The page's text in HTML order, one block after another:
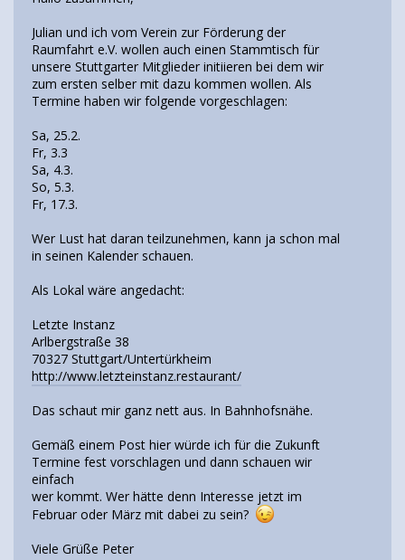
Julian und ich vom Verein zur Förderung der
Raumfahrt e.V. wollen auch einen Stammtisch für
unsere Stuttgarter Mitglieder initiieren bei dem wir
zum ersten selber mit dazu kommen wollen. Als
Termine haben wir folgende vorgeschlagen:
Sa, 25.2.
Fr, 3.3
Sa, 4.3.
So, 5.3.
Fr, 17.3.
Wer Lust hat daran teilzunehmen, kann ja schon mal
in seinen Kalender schauen.
Als Lokal wäre angedacht:
Letzte Instanz
Arlbergstraße 38
70327 Stuttgart/Untertürkheim
http://www.letzteinstanz.restaurant/
Das schaut mir ganz nett aus. In Bahnhofsnähe.
Gemäß einem Post hier würde ich für die Zukunft
Termine fest vorschlagen und dann schauen wir
einfach
wer kommt. Wer hätte denn Interesse jetzt im
Februar oder März mit dabei zu sein?
Viele Grüße Peter